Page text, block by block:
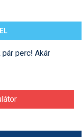
perc! Akár